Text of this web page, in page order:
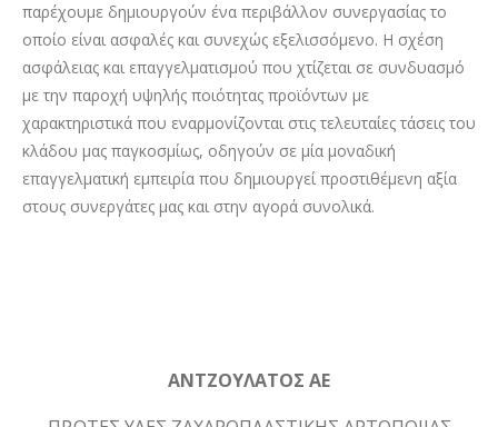
παρέχουμε δημιουργούν ένα περιβάλλον συνεργασίας το
οποίο είναι ασφαλές και συνεχώς εξελισσόμενο. Η σχέση
ασφάλειας και επαγγελματισμού που χτίζεται σε συνδυασμό
με την παροχή υψηλής ποιότητας προϊόντων με
χαρακτηριστικά που εναρμονίζονται στις τελευταίες τάσεις του
κλάδου μας παγκοσμίως, οδηγούν σε μία μοναδική
επαγγελματική εμπειρία που δημιουργεί προστιθέμενη αξία
στους συνεργάτες μας και στην αγορά συνολικά.
ΑΝΤΖΟΥΛΑΤΟΣ ΑΕ